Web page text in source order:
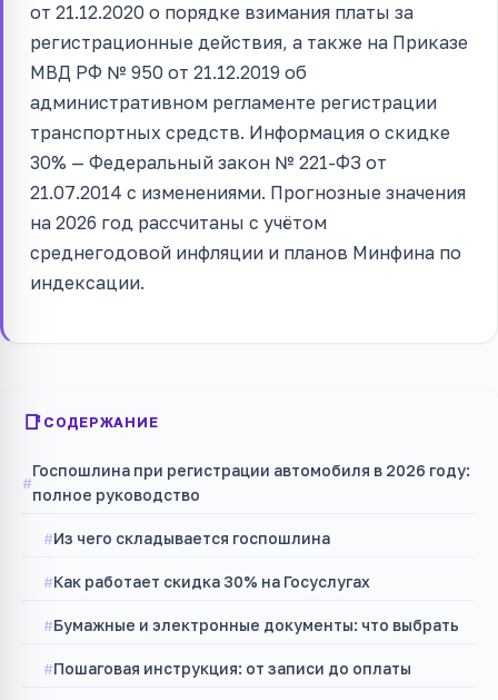
от 21.12.2020 о порядке взимания платы за
регистрационные действия, а также на Приказе
МВД РФ № 950 от 21.12.2019 об
административном регламенте регистрации
транспортных средств. Информация о скидке
30% — Федеральный закон № 221-ФЗ от
21.07.2014 с изменениями. Прогнозные значения
на 2026 год рассчитаны с учётом
среднегодовой инфляции и планов Минфина по
индексации.
СОДЕРЖАНИЕ
Госпошлина при регистрации автомобиля в 2026 году:
полное руководство
Из чего складывается госпошлина
Как работает скидка 30% на Госуслугах
Бумажные и электронные документы: что выбрать
Пошаговая инструкция: от записи до оплаты